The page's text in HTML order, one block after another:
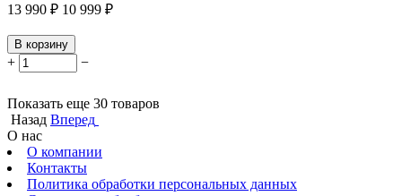
13 990 ₽ 10 999 ₽
В корзину
+ −
Показать еще 30 товаров
Назад Вперед
О нас
О компании
Контакты
Политика обработки персональных данных